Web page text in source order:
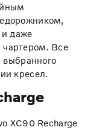
даже
Все
выбранного
кресел.
XC90 Recharge